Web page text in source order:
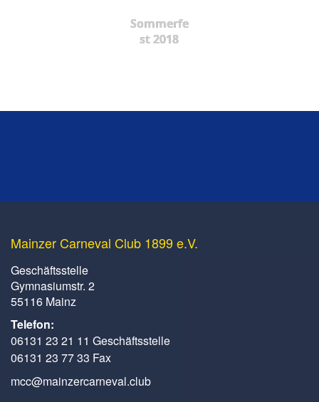
Sommerfe
st 2018
Mainzer Carneval Club 1899 e.V.
Geschäftsstelle
Gymnasiumstr. 2
55116 Mainz
Telefon:
06131 23 21 11 Geschäftsstelle
06131 23 77 33 Fax
mcc@mainzercarneval.club